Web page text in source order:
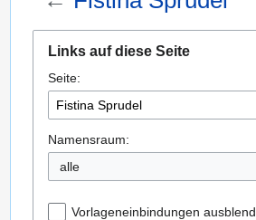
Navigation
springen
Suche
springen
Links auf diese Seite
Seite:
Namensraum:
alle
Vorlageneinbindungen